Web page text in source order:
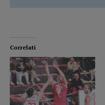
Correlati